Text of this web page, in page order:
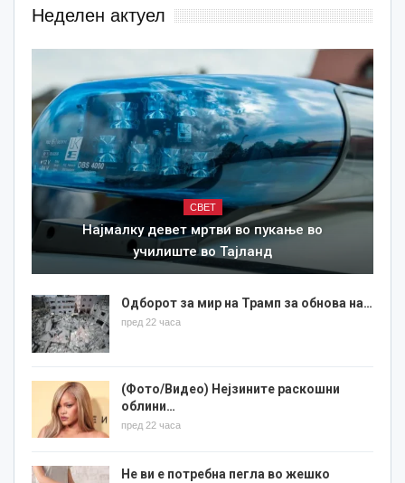
Неделен актуел
СВЕТ
Најмалку девет мртви во пукање во
училиште во Тајланд
Одборот за мир на Трамп за обнова на…
пред 22 часа
(Фото/Видео) Нејзините раскошни
облини…
пред 22 часа
Не ви е потребна пегла во жешко